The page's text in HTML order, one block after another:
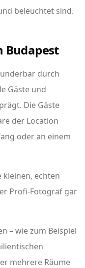
beleuchtet sind.
Budapest
durch
Gäste und
Die Gäste
der Location
oder an einem
kleinen, echten
Profi-Fotograf gar
– wie zum Beispiel
mehrere Räume